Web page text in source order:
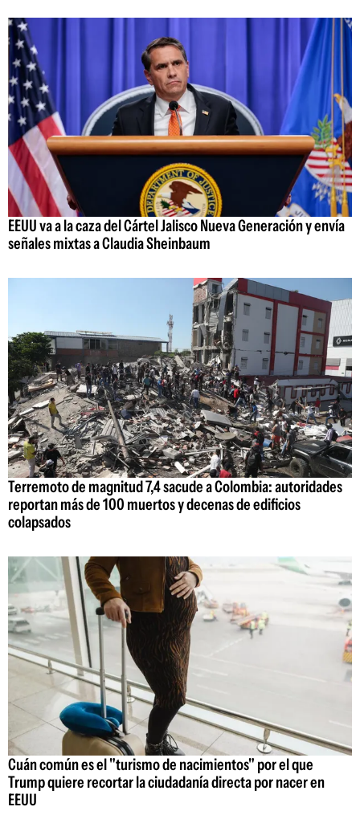
EEUU va a la caza del Cártel Jalisco Nueva Generación y envía
señales mixtas a Claudia Sheinbaum
Terremoto de magnitud 7,4 sacude a Colombia: autoridades
reportan más de 100 muertos y decenas de edificios
colapsados
Cuán común es el "turismo de nacimientos" por el que
Trump quiere recortar la ciudadanía directa por nacer en
EEUU